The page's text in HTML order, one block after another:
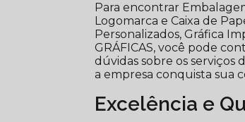
Para encontrar
Logomarca e Caixa de
Personalizados, Gráfica
GRÁFICAS, você pode
dúvidas sobre os serviços
a empresa conquista sua
Excelência e